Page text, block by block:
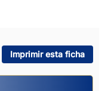
Imprimir esta ficha